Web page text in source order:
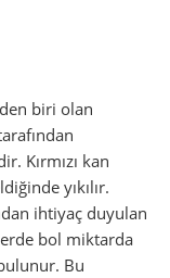
biri olan
Kırmızı kan
yıkılır.
ihtiyaç duyulan
bol miktarda
Bu